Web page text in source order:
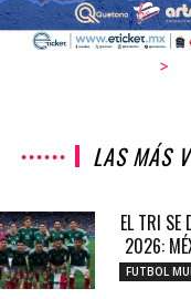
>
LAS MÁS
EL TRI SE
2026:
FUTBOL